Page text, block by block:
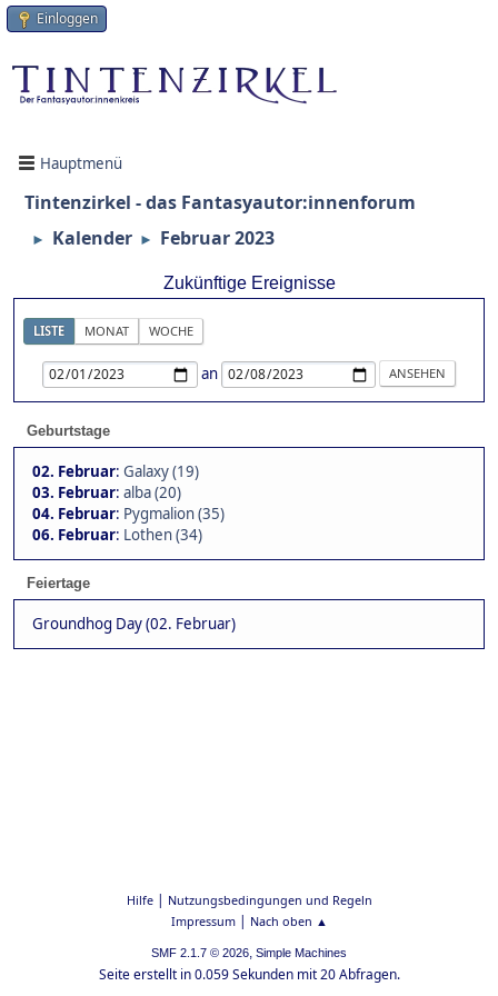
Einloggen
Hauptmenü
Tintenzirkel - das Fantasyautor:innenforum
► Kalender ► Februar 2023
Zukünftige Ereignisse
LISTE MONAT WOCHE
an
Geburtstage
02. Februar: Galaxy (19)
03. Februar: alba (20)
04. Februar: Pygmalion (35)
06. Februar: Lothen (34)
Feiertage
Groundhog Day (02. Februar)
Hilfe| Nutzungsbedingungen und Regeln
Impressum| Nach oben ▲
SMF 2.1.7 © 2026, Simple Machines
Seite erstellt in 0.059 Sekunden mit 20 Abfragen.